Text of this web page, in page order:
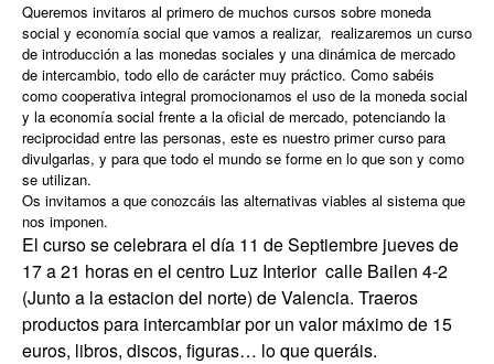
Queremos invitaros al primero de muchos cursos sobre moneda
social y economía social que vamos a realizar, realizaremos un curso
de introducción a las monedas sociales y una dinámica de mercado
de intercambio, todo ello de carácter muy práctico. Como sabéis
como cooperativa integral promocionamos el uso de la moneda social
y la economía social frente a la oficial de mercado, potenciando la
reciprocidad entre las personas, este es nuestro primer curso para
divulgarlas, y para que todo el mundo se forme en lo que son y como
se utilizan.
Os invitamos a que conozcáis las alternativas viables al sistema que
nos imponen.
El curso se celebrara el día 11 de Septiembre jueves de
17 a 21 horas en el centro Luz Interior calle Bailen 4-2
(Junto a la estacion del norte) de Valencia. Traeros
productos para intercambiar por un valor máximo de 15
euros, libros, discos, figuras… lo que queráis.